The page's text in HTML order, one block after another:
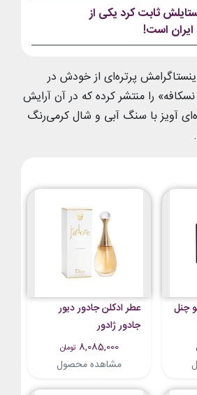
ثابت کرد یکی از
است!
پرتره‌ای از خودش در
را منتشر کرده که در آن آرایش
آویز با سنگ آبی و شال کرمی‌رنگ
چنل
عطر ادکلن جادور دیور
جادور ژادور
8,085,000 تومان
مشاهده محصول